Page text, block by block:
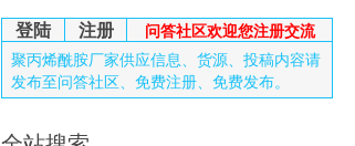
登陆 注册
问答社区欢迎您注册交流
聚丙烯酰胺厂家供应信息、货源、投稿内容请
发布至问答社区、免费注册、免费发布。